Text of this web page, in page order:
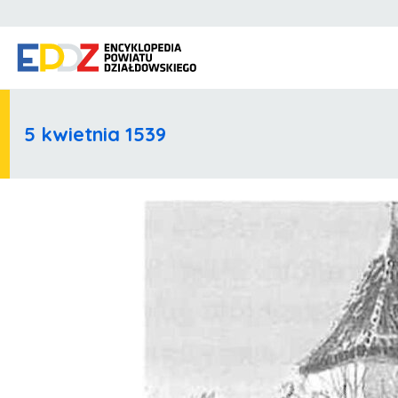
5 kwietnia 1539